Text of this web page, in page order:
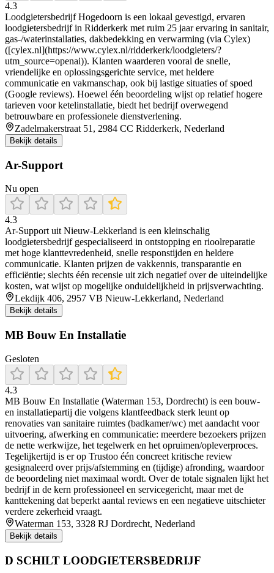
4.3
Loodgietersbedrijf Hogedoorn is een lokaal gevestigd, ervaren
loodgietersbedrijf in Ridderkerk met ruim 25 jaar ervaring in sanitair,
gas-/waterinstallaties, dakbedekking en verwarming (via Cylex)
([cylex.nl](https://www.cylex.nl/ridderkerk/loodgieters/?
utm_source=openai)). Klanten waarderen vooral de snelle,
vriendelijke en oplossingsgerichte service, met heldere
communicatie en vakmanschap, ook bij lastige situaties of spoed
(Google reviews). Hoewel één beoordeling wijst op relatief hogere
tarieven voor ketelinstallatie, biedt het bedrijf overwegend
betrouwbare en professionele dienstverlening.
Zadelmakerstraat 51, 2984 CC Ridderkerk, Nederland
Bekijk details
Ar-Support
Nu open
4.3
Ar‑Support uit Nieuw‑Lekkerland is een kleinschalig
loodgietersbedrijf gespecialiseerd in ontstopping en rioolreparatie
met hoge klanttevredenheid, snelle responstijden en heldere
communicatie. Klanten prijzen de vakkennis, transparantie en
efficiëntie; slechts één recensie uit zich negatief over de uiteindelijke
kosten, wat wijst op mogelijke onduidelijkheid in prijsverwachting.
Lekdijk 406, 2957 VB Nieuw-Lekkerland, Nederland
Bekijk details
MB Bouw En Installatie
Gesloten
4.3
MB Bouw En Installatie (Waterman 153, Dordrecht) is een bouw-
en installatiepartij die volgens klantfeedback sterk leunt op
renovaties van sanitaire ruimtes (badkamer/wc) met aandacht voor
uitvoering, afwerking en communicatie: meerdere bezoekers prijzen
de nette werkwijze, het tegelwerk en het opruimen/opleverproces.
Tegelijkertijd is er op Trustoo één concreet kritische review
gesignaleerd over prijs/afstemming en (tijdige) afronding, waardoor
de beoordeling niet maximaal wordt. Over de totale signalen lijkt het
bedrijf in de kern professioneel en servicegericht, maar met de
kanttekening dat beperkt aantal reviews en een negatieve uitschieter
verdere zekerheid vraagt.
Waterman 153, 3328 RJ Dordrecht, Nederland
Bekijk details
D SCHILT LOODGIETERSBEDRIJF